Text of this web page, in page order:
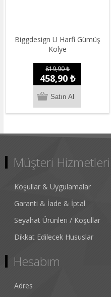
Biggdesign U Harfi Gümüş
Kolye
819,90 ₺
458,90 ₺
Müşteri Hizmetleri
Koşullar & Uygulamalar
Garanti & İade & İptal
Seyahat Ürünleri / Koşullar
Dikkat Edilecek Hususlar
Hesabım
Adres